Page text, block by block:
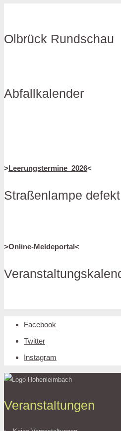
Olbrück Rundschau
Abfallkalender
>Leerungstermine_2026<
Straßenlampe
>Online-Meldeportal<
Facebook
Twitter
Instagram
Veranstaltungen